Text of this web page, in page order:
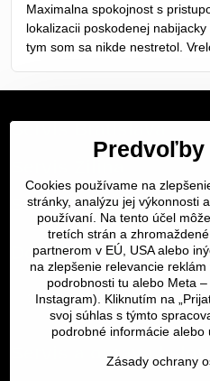
5
Maximalna spokojnost s
lokalizacii poskodenej
tym som sa nikde nestretol.
Servis Bratislava
Servis Košice
Dôležité odkazy
SERVIS KURIÉROM
Servis a oprava |
Cookies používame na
stránky, analýzu jej výkonnosti
používaní. Na tento účel
tretích strán a
partnerom v EÚ, USA alebo
na zlepšenie relevancie
podrobnosti tu alebo Meta –
Instagram). Kliknutím na
svoj súhlas s týmto
podrobné informácie alebo
Zásady ochrany